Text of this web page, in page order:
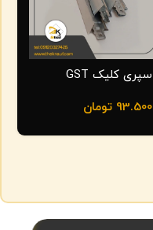
سپری کلیک GST
93.500 تومان